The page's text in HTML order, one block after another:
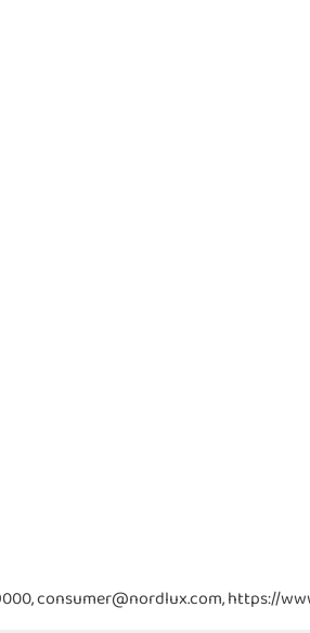
consumer@nordlux.com, https://